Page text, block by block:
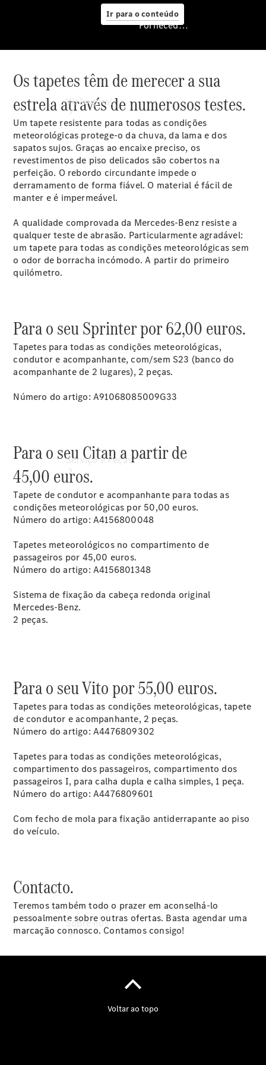
Ir para o conteúdo
Fornecedor/Proteção
de dados
Visão geral
Configurador
Agendar
test drive
Manutenção
smart
Serviço e Peças
Agendar
Reparação
e oficina
Contratos
Peças e
acessórios
Collection
Condutor
Ações de
Serviço
Garantia
Sobre nós
Fornecedor/Proteção de dados
Os tapetes têm de merecer a sua
estrela através de numerosos testes.
Um tapete resistente para todas as condições
meteorológicas protege-o da chuva, da lama e dos
sapatos sujos. Graças ao encaixe preciso, os
revestimentos de piso delicados são cobertos na
perfeição. O rebordo circundante impede o
derramamento de forma fiável. O material é fácil de
manter e é impermeável.
A qualidade comprovada da Mercedes-Benz resiste a
qualquer teste de abrasão. Particularmente agradável:
um tapete para todas as condições meteorológicas sem
o odor de borracha incómodo. A partir do primeiro
quilómetro.
Para o seu Sprinter por 62,00 euros.
Tapetes para todas as condições meteorológicas,
condutor e acompanhante, com/sem S23 (banco do
acompanhante de 2 lugares), 2 peças.
Número do artigo: A91068085009G33
Para o seu Citan a partir de
45,00 euros.
Tapete de condutor e acompanhante para todas as
condições meteorológicas por 50,00 euros.
Número do artigo: A4156800048
Tapetes meteorológicos no compartimento de
passageiros por 45,00 euros.
Número do artigo: A4156801348
Sistema de fixação da cabeça redonda original
Mercedes-Benz.
2 peças.
Para o seu Vito por 55,00 euros.
Tapetes para todas as condições meteorológicas, tapete
de condutor e acompanhante, 2 peças.
Número do artigo: A4476809302
Tapetes para todas as condições meteorológicas,
compartimento dos passageiros, compartimento dos
passageiros I, para calha dupla e calha simples, 1 peça.
Número do artigo: A4476809601
Com fecho de mola para fixação antiderrapante ao piso
do veículo.
Contacto.
Teremos também todo o prazer em aconselhá-lo
pessoalmente sobre outras ofertas. Basta agendar uma
marcação connosco. Contamos consigo!